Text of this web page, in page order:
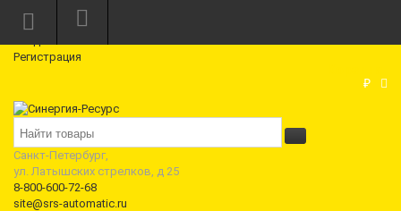
Режим работы: Пн—Пт: 10:00—18:00
Регистрация
₽
Санкт-Петербург,
ул. Латышских стрелков, д 25
8-800-600-72-68
site@srs-automatic.ru